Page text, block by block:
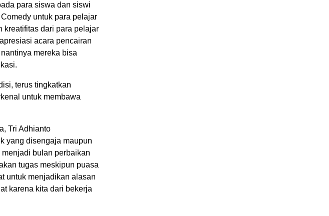
para siswa dan siswi
untuk para pelajar
kreatifitas dari para pelajar
acara pencairan
mereka bisa
terus tingkatkan
untuk membawa
Tri Adhianto
yang disengaja maupun
bulan perbaikan
tugas meskipun puasa
untuk menjadikan alasan
karena kita dari bekerja